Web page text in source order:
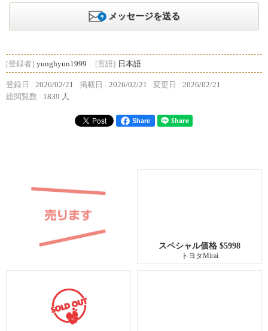
メッセージを送る
[登録者] yunghyun1999 [言語] 日本語
登録日 : 2026/02/21 掲載日 : 2026/02/21 変更日 : 2026/02/21
総閲覧数 : 1839 人
Share
スペシャル価格 $5998
トヨタMirai